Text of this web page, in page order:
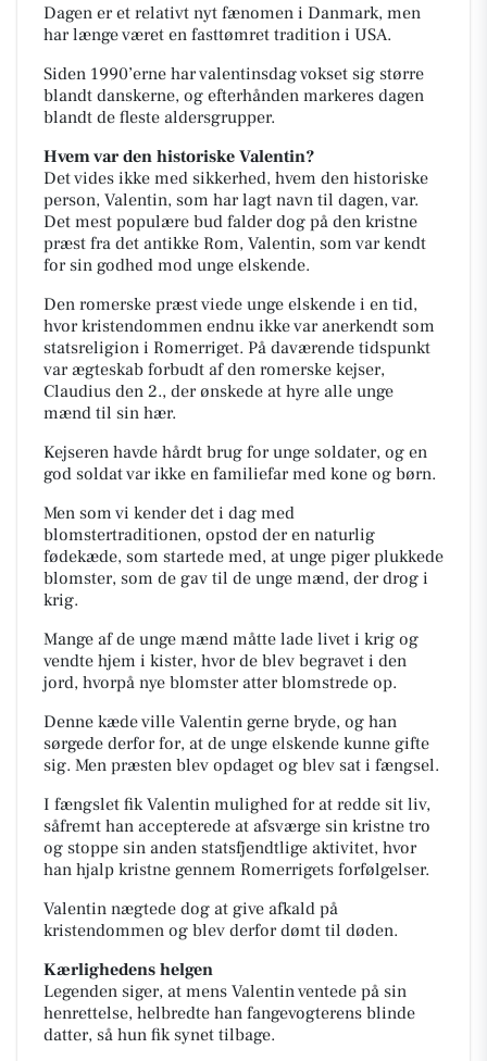
Dagen er et relativt nyt fænomen i Danmark, men
har længe været en fasttømret tradition i USA.
Siden 1990’erne har valentinsdag vokset sig større
blandt danskerne, og efterhånden markeres dagen
blandt de fleste aldersgrupper.
Hvem var den historiske Valentin?
Det vides ikke med sikkerhed, hvem den historiske
person, Valentin, som har lagt navn til dagen, var.
Det mest populære bud falder dog på den kristne
præst fra det antikke Rom, Valentin, som var kendt
for sin godhed mod unge elskende.
Den romerske præst viede unge elskende i en tid,
hvor kristendommen endnu ikke var anerkendt som
statsreligion i Romerriget. På daværende tidspunkt
var ægteskab forbudt af den romerske kejser,
Claudius den 2., der ønskede at hyre alle unge
mænd til sin hær.
Kejseren havde hårdt brug for unge soldater, og en
god soldat var ikke en familiefar med kone og børn.
Men som vi kender det i dag med
blomstertraditionen, opstod der en naturlig
fødekæde, som startede med, at unge piger plukkede
blomster, som de gav til de unge mænd, der drog i
krig.
Mange af de unge mænd måtte lade livet i krig og
vendte hjem i kister, hvor de blev begravet i den
jord, hvorpå nye blomster atter blomstrede op.
Denne kæde ville Valentin gerne bryde, og han
sørgede derfor for, at de unge elskende kunne gifte
sig. Men præsten blev opdaget og blev sat i fængsel.
I fængslet fik Valentin mulighed for at redde sit liv,
såfremt han accepterede at afsværge sin kristne tro
og stoppe sin anden statsfjendtlige aktivitet, hvor
han hjalp kristne gennem Romerrigets forfølgelser.
Valentin nægtede dog at give afkald på
kristendommen og blev derfor dømt til døden.
Kærlighedens helgen
Legenden siger, at mens Valentin ventede på sin
henrettelse, helbredte han fangevogterens blinde
datter, så hun fik synet tilbage.